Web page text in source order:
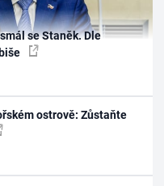
se Staněk. Dle
ostrově: Zůstaňte